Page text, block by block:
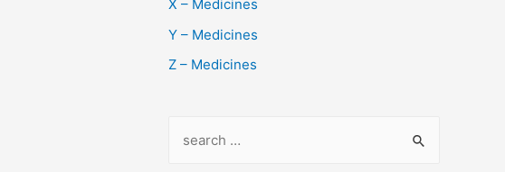
X – Medicines
Y – Medicines
Z – Medicines